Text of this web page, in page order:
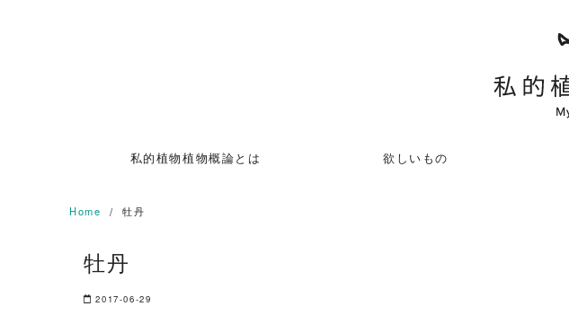
私的植物植物概論とは 欲しいもの
Home 牡丹
牡丹
2017-06-29